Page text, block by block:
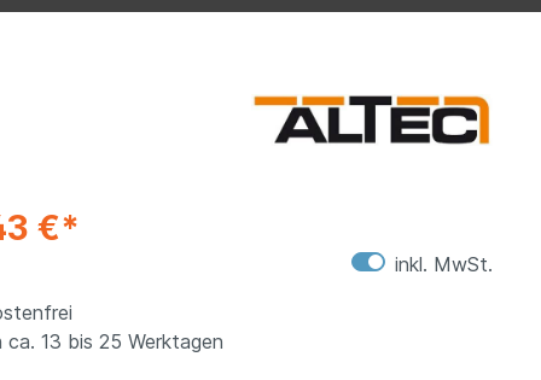
€*
inkl. MwSt.
ca. 13 bis 25 Werktagen